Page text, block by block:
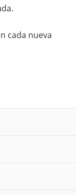
cada nueva